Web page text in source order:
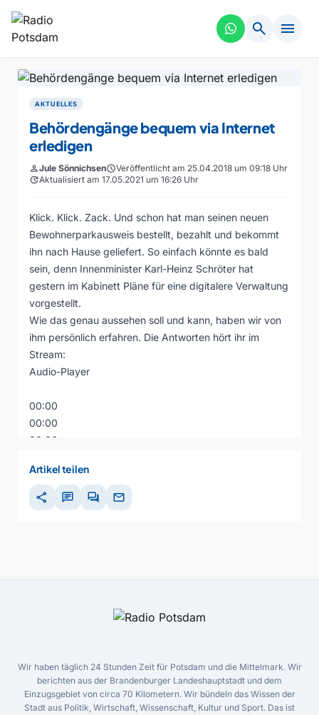
search menu
AKTUELLES
Behördengänge bequem via Internet
erledigen
personJule SönnichsenscheduleVeröffentlicht am 25.04.2018 um 09:18 Uhr
updateAktualisiert am 17.05.2021 um 16:26 Uhr
Klick. Klick. Zack. Und schon hat man seinen neuen
Bewohnerparkausweis bestellt, bezahlt und bekommt
ihn nach Hause geliefert. So einfach könnte es bald
sein, denn Innenminister Karl-Heinz Schröter hat
gestern im Kabinett Pläne für eine digitalere Verwaltung
vorgestellt.
Wie das genau aussehen soll und kann, haben wir von
ihm persönlich erfahren. Die Antworten hört ihr im
Stream:
Audio-Player
00:00
00:00
00:00
Artikel teilen
share chat forum mail
Wir haben täglich 24 Stunden Zeit für Potsdam und die Mittelmark. Wir
berichten aus der Brandenburger Landeshauptstadt und dem
Einzugsgebiet von circa 70 Kilometern. Wir bündeln das Wissen der
Stadt aus Politik, Wirtschaft, Wissenschaft, Kultur und Sport. Das ist